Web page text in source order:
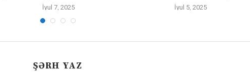
İyul 7, 2025 İyul 5, 2025
ŞƏRH YAZ